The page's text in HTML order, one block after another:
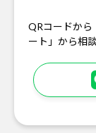
QRコードから
ート」から相